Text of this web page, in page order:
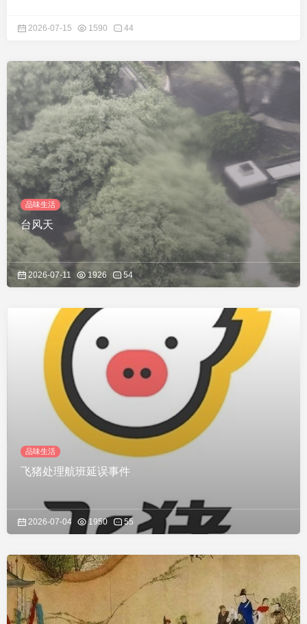
2026-07-15 1590 44
品味生活
台风天
2026-07-11 1926 54
品味生活
飞猪处理航班延误事件
2026-07-04 1950 55